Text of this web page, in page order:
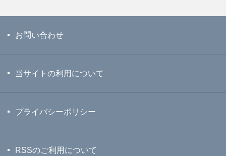
お問い合わせ
当サイトの利用について
プライバシーポリシー
RSSのご利用について